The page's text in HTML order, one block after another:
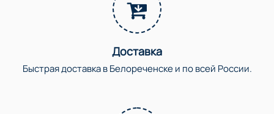
Доставка
Быстрая доставка в Белореченске и по всей России.